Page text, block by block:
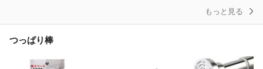
もっと見る
つっぱり棒